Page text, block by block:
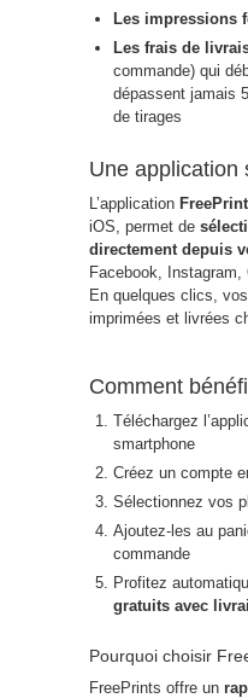
Les impressions
Les frais de
commande) qui
dépassent jamais
de tirages
Une application
L’application
iOS, permet de
directement depuis
Facebook, Instagram,
En quelques clics,
imprimées et livrées
Comment
Téléchargez
smartphone
Créez un compte
Sélectionnez vos
Ajoutez-les au
commande
Profitez
gratuits avec
Pourquoi choisir
FreePrints offre un